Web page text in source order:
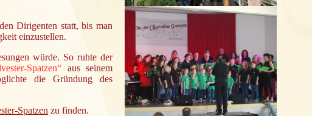
Dirigenten statt, bis man
einzustellen.
würde. So ruhte der
Spatzen“ aus seinem
die Gründung des
Spatzen zu finden.